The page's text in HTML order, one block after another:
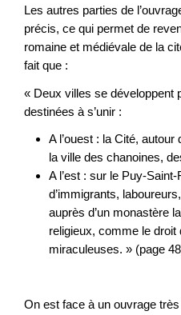
Les autres parties de
précis, ce qui permet de
romaine et médiévale de la
fait que :
« Deux villes se développent
destinées à s’unir :
A l’ouest : la Cité,
la ville des chanoines,
A l’est : sur le Puy-
d’immigrants,
auprès d’un monastère
religieux, comme le droit
miraculeuses. » (page
On est face à un ouvrage